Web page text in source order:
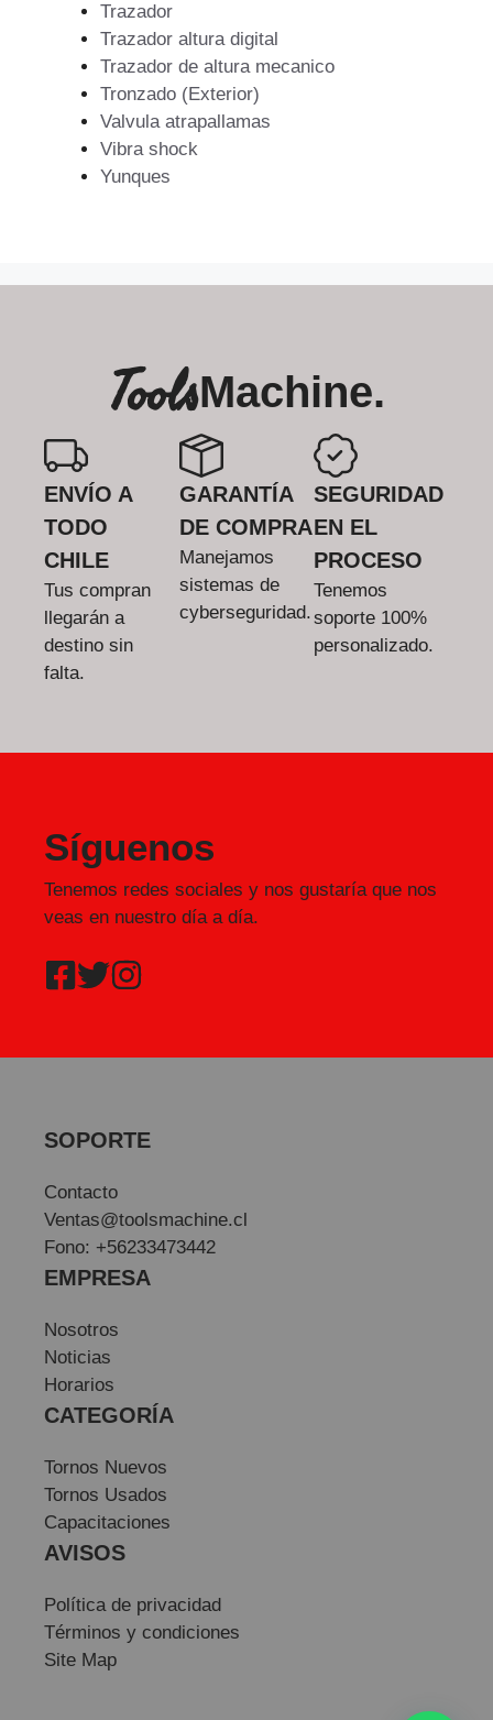
Trazador
Trazador altura digital
Trazador de altura mecanico
Tronzado (Exterior)
Valvula atrapallamas
Vibra shock
Yunques
ToolsMachine.
ENVÍO A
TODO
CHILE
Tus compran
llegarán a
destino sin
falta.
GARANTÍA
DE COMPRA
Manejamos
sistemas de
cyberseguridad.
SEGURIDAD
EN EL
PROCESO
Tenemos
soporte 100%
personalizado.
Síguenos
Tenemos redes sociales y nos gustaría que nos
veas en nuestro día a día.
SOPORTE
Contacto
Ventas@toolsmachine.cl
Fono: +56233473442
EMPRESA
Nosotros
Noticias
Horarios
CATEGORÍA
Tornos Nuevos
Tornos Usados
Capacitaciones
AVISOS
Política de privacidad
Términos y condiciones
Site Map